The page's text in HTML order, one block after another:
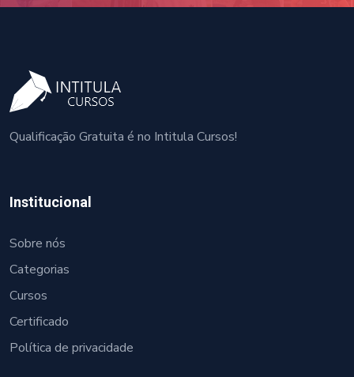
Qualificação Gratuita é no Intitula Cursos!
Institucional
Sobre nós
Categorias
Cursos
Certificado
Política de privacidade